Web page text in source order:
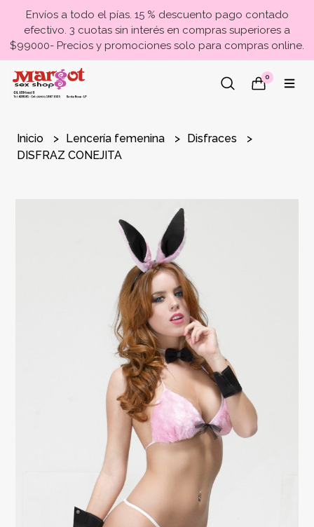
Envíos a todo el pías. 15 % descuento pago contado
efectivo. 3 cuotas sin interés en compras superiores a
$99000- Precios y promociones solo para compras online.
0
Inicio Lencería femenina
Disfraces
DISFRAZ CONEJITA